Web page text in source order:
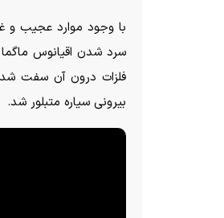
با وجود موارد عجیب و
سرد شدن اقیانوس ماگما
فلزات درون آن سفت
بیرونی سیاره متبلور شد.